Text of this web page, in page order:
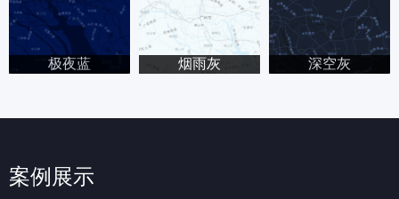
极夜蓝 烟雨灰 深空灰
案例展示